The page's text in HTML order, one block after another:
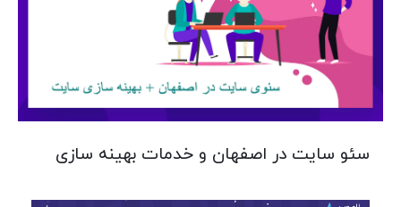
سئو سایت در اصفهان و خدمات بهینه سازی